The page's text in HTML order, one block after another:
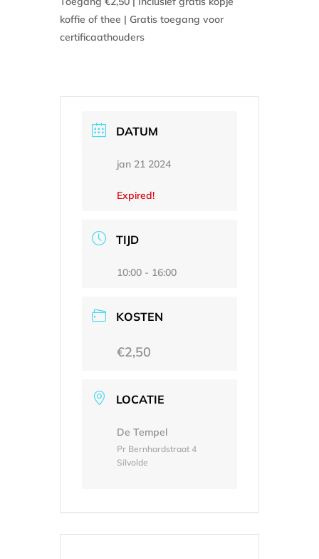
koffie of thee | Gratis toegang voor
certificaathouders
DATUM
jan 21 2024
Expired!
TIJD
10:00 - 16:00
KOSTEN
€2,50
LOCATIE
De Tempel
Pr Bernhardstraat 4
Silvolde